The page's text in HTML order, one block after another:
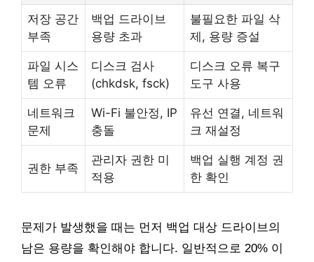
저장 공간
부족
백업 드라이브
용량 초과
불필요한 파일 삭
제, 용량 증설
파일 시스
템 오류
디스크 검사
(chkdsk, fsck)
디스크 오류 복구
도구 사용
네트워크
문제
Wi-Fi 불안정, IP
충돌
유선 연결, 네트워
크 재설정
권한 부족
관리자 권한 미
적용
백업 실행 계정 권
한 확인
문제가 발생했을 때는 먼저 백업 대상 드라이브의
남은 용량을 확인해야 합니다. 일반적으로 20% 이